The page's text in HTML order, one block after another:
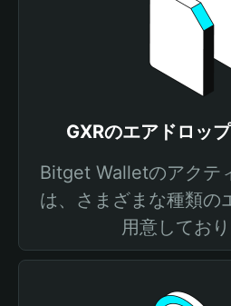
GXRのエアドロッ
Bitget Walletのアクテ
は、さまざまな種類の
用意しており